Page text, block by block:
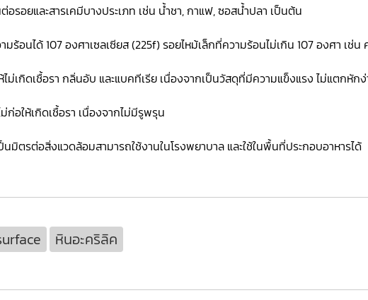
รอยและสารเคมีบางประเภท เช่น น้ำชา, กาแฟ, ซอสน้ำปลา เป็นต้น
ร้อนได้ 107 องศาเซลเซียส (225f) รอยไหม้เล็กที่ความร้อนไม่เกิน 107 องศา เช่
ม่เกิดเชื้อรา กลิ่นอับ และแบคทีเรีย เนื่องจากเป็นวัสดุที่มีความแข็งแรง ไม่แตกหัก
ก่อให้เกิดเชื้อรา เนื่องจากไม่มีรูพรุน
มิตรต่อสิ่งแวดล้อมสามารถใช้งานในโรงพยาบาล และใช้ในพื้นที่ประกอบอาหารได้
หินอะคริลิค